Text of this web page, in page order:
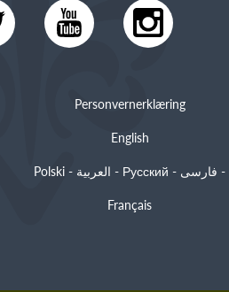
Personvernerklæring
English
Polski - العربية - Русский - فارسی -
Français